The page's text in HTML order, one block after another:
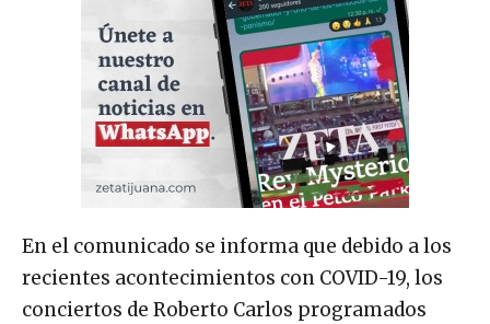
En el comunicado se informa que debido a los
recientes acontecimientos con COVID-19, los
conciertos de Roberto Carlos programados